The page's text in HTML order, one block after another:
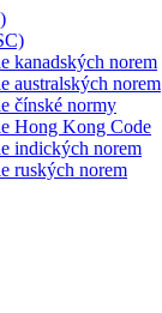
kanadských norem
australských norem
čínské normy
Hong Kong Code
indických norem
ruských norem